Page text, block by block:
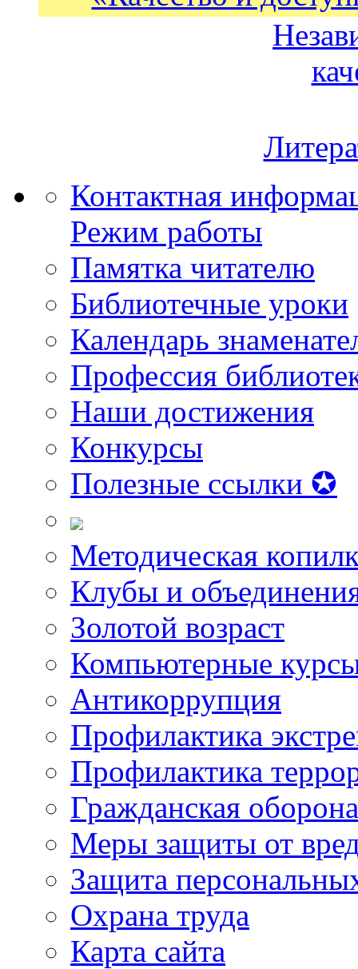
Контактная
Режим работы
Памятка читателю
Библиотечные уроки
Календарь
Профессия
Наши достижения
Конкурсы
Полезные ссылки ✪
Методическая
Клубы и
Золотой возраст
Компьютерные
Антикоррупция
Профилактика
Профилактика
Гражданская оборона
Меры защиты от
Защита
Охрана труда
Карта сайта